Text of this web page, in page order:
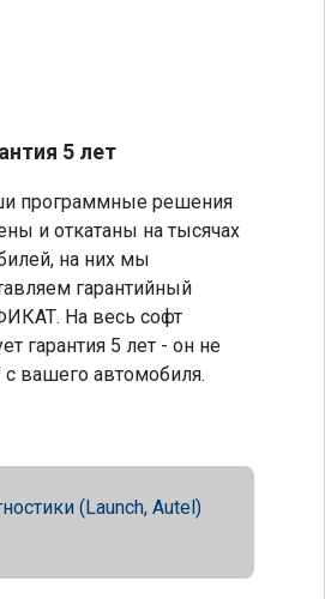
5 лет
программные решения
и откатаны на тысячах
на них мы
гарантийный
На весь софт
гарантия 5 лет - он не
с вашего автомобиля.
(Launch, Autel)